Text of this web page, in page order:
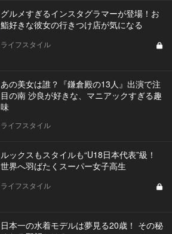
グルメすぎるインスタグラマーが登場！お
鮨好きな彼女の行きつけ店が気になる
ライフスタイル
あの美女は誰？『鎌倉殿の13人』出演で注
目の南 沙良が好きな、マニアックすぎる趣
味
ライフスタイル
ルックスもスタイルも“U18日本代表”級！
世界へ羽ばたくスーパー女子高生
ライフスタイル
日本一の水着モデルは夢見る20歳！ その秘